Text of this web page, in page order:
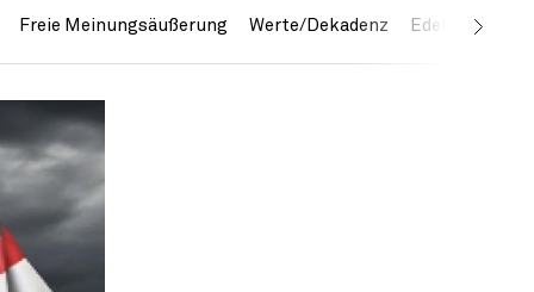
Freie Meinungsäußerung Werte/Dekadenz Edelmetalle